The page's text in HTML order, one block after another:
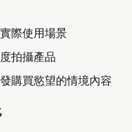
際使用場景
拍攝產品
購買慾望的情境內容